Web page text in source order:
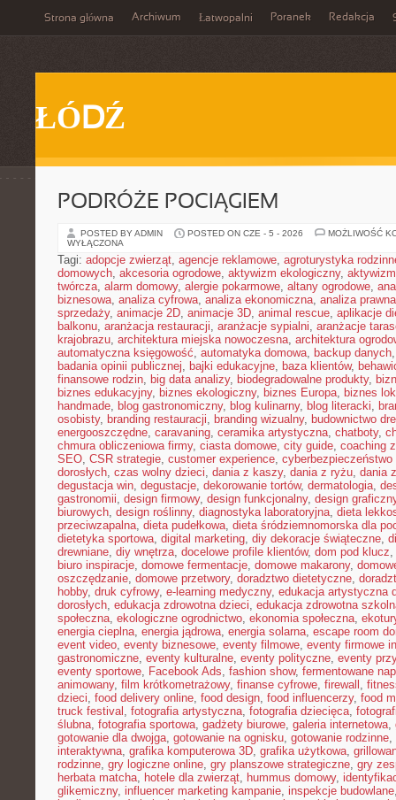
Strona główna Archiwum Łatwopalni Poranek Redakcja
ŁÓDŹ
PODRÓŻE POCIĄGIEM
POSTED BY ADMIN POSTED ON CZE - 5 - 2026
MOŻLIWOŚĆ
WYŁĄCZONA
Tagi: adopcje zwierząt, agencje reklamowe, agroturystyka
domowych, akcesoria ogrodowe, aktywizm ekologiczny,
twórcza, alarm domowy, alergie pokarmowe, altany ogrodowe,
biznesowa, analiza cyfrowa, analiza ekonomiczna, analiza
sprzedaży, animacje 2D, animacje 3D, animal rescue, aplikacje
balkonu, aranżacja restauracji, aranżacje sypialni, aranżacje
krajobrazu, architektura miejska nowoczesna, architektura
automatyczna księgowość, automatyka domowa, backup danych
badania opinii publicznej, bajki edukacyjne, baza klientów,
finansowe rodzin, big data analizy, biodegradowalne produkty,
biznes edukacyjny, biznes ekologiczny, biznes Europa, biznes
handmade, blog gastronomiczny, blog kulinarny, blog literacki,
osobisty, branding restauracji, branding wizualny, budownictwo
energooszczędne, caravaning, ceramika artystyczna, chatboty,
chmura obliczeniowa firmy, ciasta domowe, city guide, coaching
SEO, CSR strategie, customer experience, cyberbezpieczeństwo
dorosłych, czas wolny dzieci, dania z kaszy, dania z ryżu, dania
degustacja win, degustacje, dekorowanie tortów, dermatologia,
gastronomii, design firmowy, design funkcjonalny, design
biurowych, design roślinny, diagnostyka laboratoryjna, dieta
przeciwzapalna, dieta pudełkowa, dieta śródziemnomorska dla
dietetyka sportowa, digital marketing, diy dekoracje świąteczne,
drewniane, diy wnętrza, docelowe profile klientów, dom pod klucz,
biuro inspiracje, domowe fermentacje, domowe makarony,
oszczędzanie, domowe przetwory, doradztwo dietetyczne,
hobby, druk cyfrowy, e-learning medyczny, edukacja artystyczna
dorosłych, edukacja zdrowotna dzieci, edukacja zdrowotna
społeczna, ekologiczne ogrodnictwo, ekonomia społeczna,
energia cieplna, energia jądrowa, energia solarna, escape room
event video, eventy biznesowe, eventy filmowe, eventy firmowe
gastronomiczne, eventy kulturalne, eventy polityczne, eventy
eventy sportowe, Facebook Ads, fashion show, fermentowane
animowany, film krótkometrażowy, finanse cyfrowe, firewall ,
dzieci, food delivery online, food design, food influencerzy, food
truck festival , fotografia artystyczna, fotografia dziecięca,
ślubna, fotografia sportowa, gadżety biurowe, galeria internetowa,
gotowanie dla dwojga, gotowanie na ognisku, gotowanie rodzinne,
interaktywna, grafika komputerowa 3D, grafika użytkowa,
rodzinne, gry logiczne online, gry planszowe strategiczne, gry
herbata matcha, hotele dla zwierząt, hummus domowy,
glikemiczny, influencer marketing kampanie, inspekcje budowlane